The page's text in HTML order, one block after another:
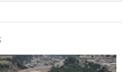
de equipos de protección para